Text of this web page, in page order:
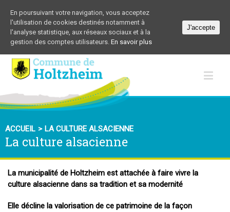
ACCUEIL > LA CULTURE ALSACIENNE
La culture alsacienne
La municipalité de Holtzheim est attachée à faire vivre la
culture alsacienne dans sa tradition et sa modernité
Elle décline la valorisation de ce patrimoine de la façon
En poursuivant votre navigation, vous acceptez
l'utilisation de cookies destinés notamment à
l'analyse statistique, aux réseaux sociaux et à la
gestion des comptes utilisateurs. En savoir plus
J'accepte